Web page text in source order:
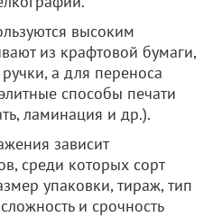
высоким
из крафтовой бумаги,
а для переноса
способы печати
ламинация и др.).
зависит
среди которых сорт
упаковки, тираж, тип
и срочность